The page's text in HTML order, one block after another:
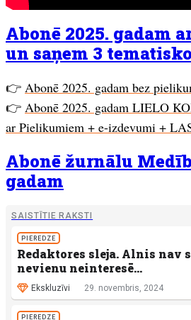
Abonē 2025. gadam
un saņem 3
👉 Abonē 2025. gadam bez
👉 Abonē 2025. gadam LIELO
ar Pielikumiem + e-izdevumi +
Abonē žurnālu
gadam
SAISTĪTIE RAKSTI
PIEREDZE
Redaktores sleja. Alnis nav
nevienu neinteresē…
Ekskluzīvi 29. novembris, 2024
PIEREDZE